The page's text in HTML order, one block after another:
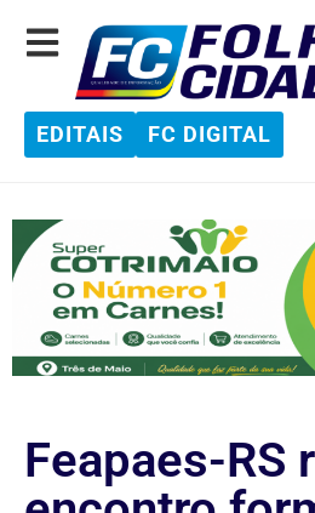
EDITAIS FC DIGITAL
Feapaes-RS